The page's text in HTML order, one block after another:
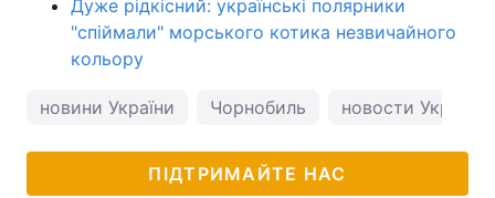
Дуже рідкісний: українські полярники
"спіймали" морського котика незвичайного
кольору
новини України Чорнобиль новости Украины
ПІДТРИМАЙТЕ НАС